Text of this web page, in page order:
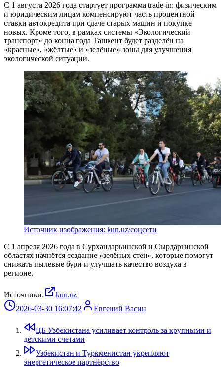
С 1 августа 2026 года стартует программа trade-in: физическим
и юридическим лицам компенсируют часть процентной
ставки автокредита при сдаче старых машин и покупке
новых. Кроме того, в рамках системы «Экологический
транспорт» до конца года Ташкент будет разделён на
«красные», «жёлтые» и «зелёные» зоны для улучшения
экологической ситуации.
Источник изображения: kun.uz/соцсети
С 1 апреля 2026 года в Сурхандарьинской и Сырдарьинской
областях начнётся создание «зелёных стен», которые помогут
снижать пылевые бури и улучшать качество воздуха в
регионе.
Источники:
kun.uz
2026-03-30 16:07:42
Евгений Васин
ЦБ Узбекистана усиливает контроль за крупными и
детскими счетами
Узбекистан и Туркменистан укрепляют
энергетическое партнёрство